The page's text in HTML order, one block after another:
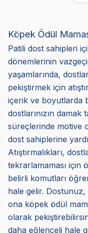
Köpek Ödül
Patili dost sahipleri
dönemlerinin
yaşamlarında,
pekiştirmek için
içerik ve boyutlarda
dostlarınızın damak
süreçlerinde motive
dost sahiplerine
Atıştırmalıkları,
tekrarlamaması için
belirli komutları
hale gelir.
ona köpek ödül
olarak
daha eğlenceli hale